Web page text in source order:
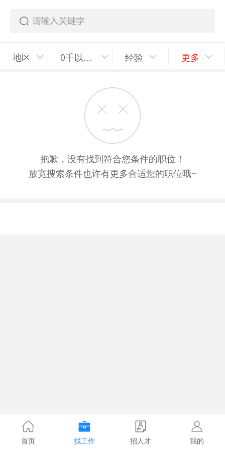
地区 0千以上/月 经验 更多
抱歉，没有找到符合您条件的职位！
放宽搜索条件也许有更多合适您的职位哦~
首页 找工作 招人才 我的